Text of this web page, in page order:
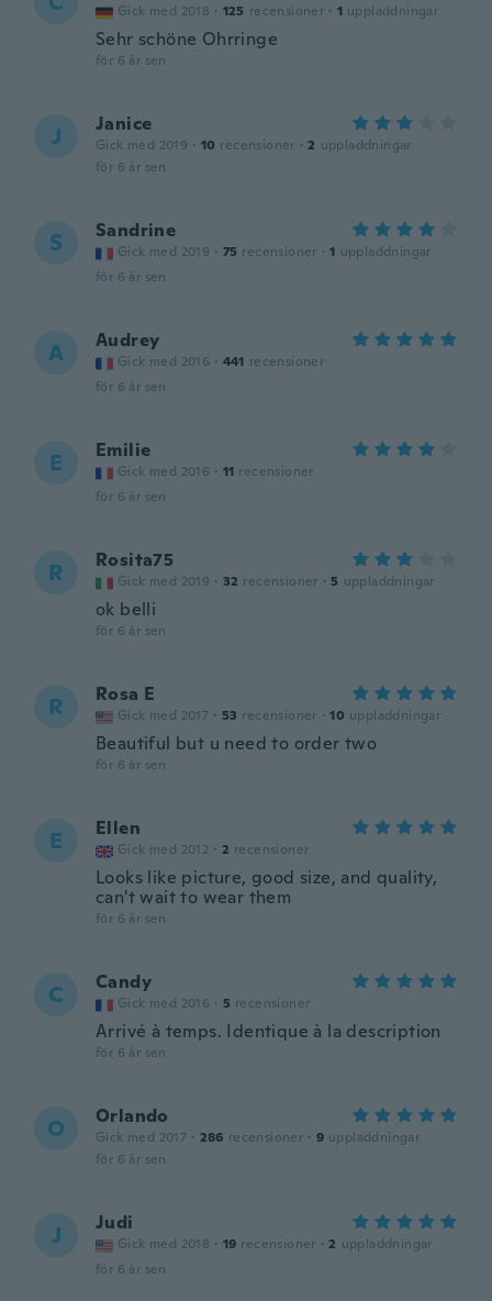
Gick med 2018 · 125 recensioner · 1 uppladdningar
Sehr schöne Ohrringe
för 6 år sen
J Janice
Gick med 2019 · 10 recensioner · 2 uppladdningar
för 6 år sen
S Sandrine
Gick med 2019 · 75 recensioner · 1 uppladdningar
för 6 år sen
A Audrey
Gick med 2016 · 441 recensioner
för 6 år sen
E Emilie
Gick med 2016 · 11 recensioner
för 6 år sen
R Rosita75
Gick med 2019 · 32 recensioner · 5 uppladdningar
ok belli
för 6 år sen
R Rosa E
Gick med 2017 · 53 recensioner · 10 uppladdningar
Beautiful but u need to order two
för 6 år sen
E Ellen
Gick med 2012 · 2 recensioner
Looks like picture, good size, and quality,
can't wait to wear them
för 6 år sen
C Candy
Gick med 2016 · 5 recensioner
Arrivé à temps. Identique à la description
för 6 år sen
O Orlando
Gick med 2017 · 286 recensioner · 9 uppladdningar
för 6 år sen
J Judi
Gick med 2018 · 19 recensioner · 2 uppladdningar
för 6 år sen